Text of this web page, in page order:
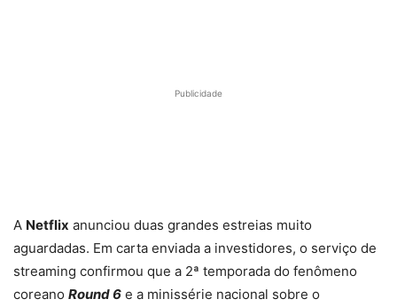
Publicidade
A Netflix anunciou duas grandes estreias muito
aguardadas. Em carta enviada a investidores, o serviço de
streaming confirmou que a 2ª temporada do fenômeno
coreano Round 6 e a minissérie nacional sobre o